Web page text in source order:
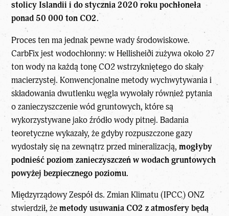
stolicy Islandii i do stycznia 2020 roku pochłoneła
ponad 50 000 ton CO2.
Proces ten ma jednak pewne wady środowiskowe.
CarbFix jest wodochłonny: w Hellisheiði zużywa około 27
ton wody na każdą tonę CO2 wstrzykniętego do skały
macierzystej. Konwencjonalne metody wychwytywania i
składowania dwutlenku węgla wywołały również pytania
o zanieczyszczenie wód gruntowych, które są
wykorzystywane jako źródło wody pitnej. Badania
teoretyczne wykazały, że gdyby rozpuszczone gazy
wydostały się na zewnątrz przed mineralizacją,mogłyby
podnieść poziom zanieczyszczeń w wodach gruntowych
powyżej bezpiecznego poziomu.
Międzyrządowy Zespół ds. Zmian Klimatu (IPCC) ONZ
stwierdził, żemetody usuwania CO2 z atmosfery będą